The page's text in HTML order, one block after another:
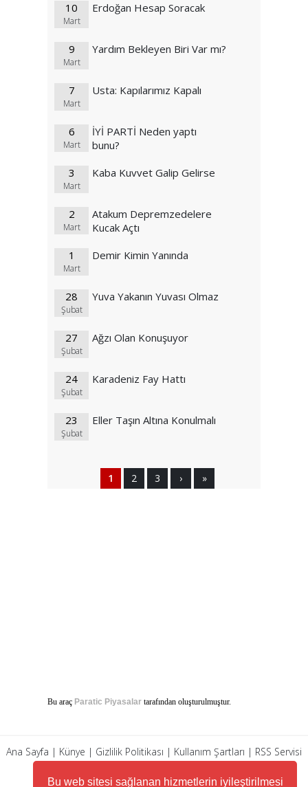
Bu web sitesi sağlanan hizmetlerin iyileştirilmesi
10
Mart
Erdoğan Hesap Soracak
9
Mart
Yardım Bekleyen Biri Var mı?
7
Mart
Usta: Kapılarımız Kapalı
6
Mart
İYİ PARTİ Neden yaptı
bunu?
3
Mart
Kaba Kuvvet Galip Gelirse
2
Mart
Atakum Depremzedelere
Kucak Açtı
1
Mart
Demir Kimin Yanında
28
Şubat
Yuva Yakanın Yuvası Olmaz
27
Şubat
Ağzı Olan Konuşuyor
24
Şubat
Karadeniz Fay Hattı
23
Şubat
Eller Taşın Altına Konulmalı
1 2 3 › »
Bu araç Paratic Piyasalar tarafından oluşturulmuştur.
Ana Sayfa | Künye | Gizlilik Politikası | Kullanım Şartları | RSS Servisi